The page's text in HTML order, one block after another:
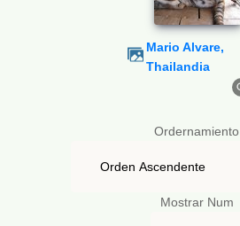
Mario Alvare,
Thailandia
Ordernamiento
Mostrar Num